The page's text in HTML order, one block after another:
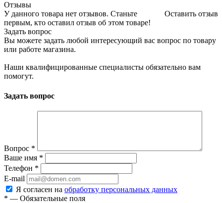
Отзывы
Оставить отзыв
У данного товара нет отзывов. Станьте
первым, кто оставил отзыв об этом товаре!
Задать вопрос
Вы можете задать любой интересующий вас вопрос по товару
или работе магазина.
Наши квалифицированные специалисты обязательно вам
помогут.
Задать вопрос
Вопрос *
Ваше имя *
Телефон *
E-mail
Я согласен на обработку персональных данных
* — Обязательные поля